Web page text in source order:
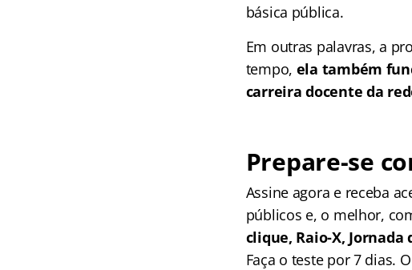
básica pública.
Em outras palavras, a
tempo, ela também
carreira docente da
Prepare-se
Assine agora e receba
públicos e, o melhor,
clique, Raio-X,
Faça o teste por 7 dias.